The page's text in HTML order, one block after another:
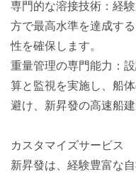
専門的な溶接技術：経
方で最高水準を達成す
性を確保します。
重量管理の専門能力：
算と監視を実施し、船
避け、新昇發の高速船
カスタマイズサービス
新昇發は、経験豊富な